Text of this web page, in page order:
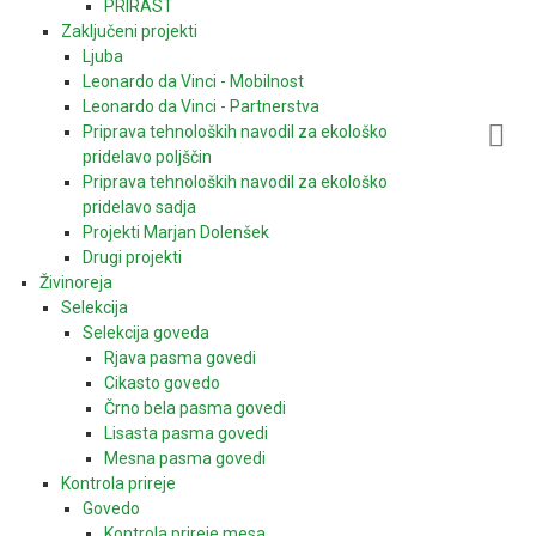
PRIRAST
Zaključeni projekti
Ljuba
Leonardo da Vinci - Mobilnost
Leonardo da Vinci - Partnerstva
Priprava tehnoloških navodil za ekološko
pridelavo poljščin
Priprava tehnoloških navodil za ekološko
pridelavo sadja
Projekti Marjan Dolenšek
Drugi projekti
Živinoreja
Selekcija
Selekcija goveda
Rjava pasma govedi
Cikasto govedo
Črno bela pasma govedi
Lisasta pasma govedi
Mesna pasma govedi
Kontrola prireje
Govedo